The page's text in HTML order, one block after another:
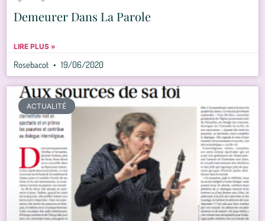
Demeurer Dans La Parole
LIRE PLUS »
Rosebacot 19/06/2020
ACTUALITÉ